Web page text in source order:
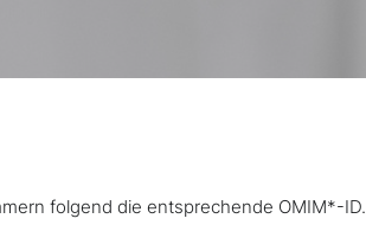
folgend die entsprechende OMIM*-ID.